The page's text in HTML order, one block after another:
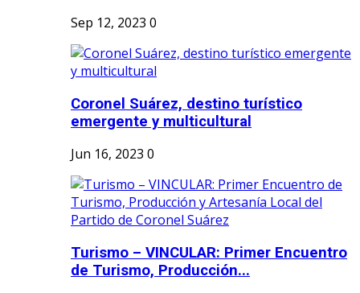
Sep 12, 2023 0
Coronel Suárez, destino turístico
emergente y multicultural
Jun 16, 2023 0
Turismo – VINCULAR: Primer Encuentro
de Turismo, Producción...